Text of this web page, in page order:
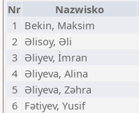
Nr Nazwisko
1
Bekin, Maksim
2 Əlisoy, Əli
3 Əliyev, İmran
4 Əliyeva, Alina
5 Əliyeva, Zəhra
6 Fətiyev, Yusif